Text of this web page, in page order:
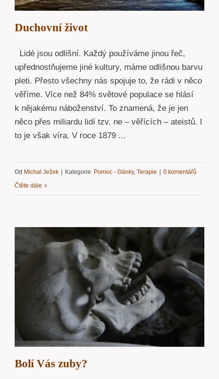
Duchovní život
Lidé jsou odlišní. Každý používáme jinou řeč,
upřednostňujeme jiné kultury, máme odlišnou barvu
pleti. Přesto všechny nás spojuje to, že rádi v něco
věříme. Více než 84% světové populace se hlásí
k nějakému náboženství. To znamená, že je jen
něco přes miliardu lidí tzv. ne – věřících – ateistů. I
to je však víra. V roce 1879 ...
Od Michal Ježek | Kategorie: Pomoc - články, Terapie | 0 komentářů
Čtěte dále
Bolí Vás zuby?